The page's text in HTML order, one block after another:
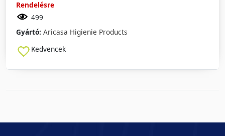
Rendelésre
499
Gyártó: Aricasa Higienie Products
Kedvencek